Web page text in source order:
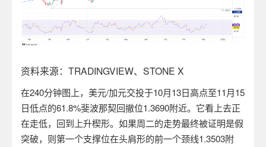
资料来源： TRADINGVIEW、 STONE X
在240分钟图上，美元/加元交投于10月13日高点至11月15
日低点的61.8%斐波那契回撤位1.3690附近。它看上去正
在走低，回到上升楔形。如果周二的走势最终被证明是假
突破，则第一个支撑位在头肩形的前一个颈线1.3503附